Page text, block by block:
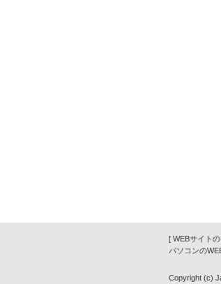
[ WEBサイト
パソコンの
Copyright (c)